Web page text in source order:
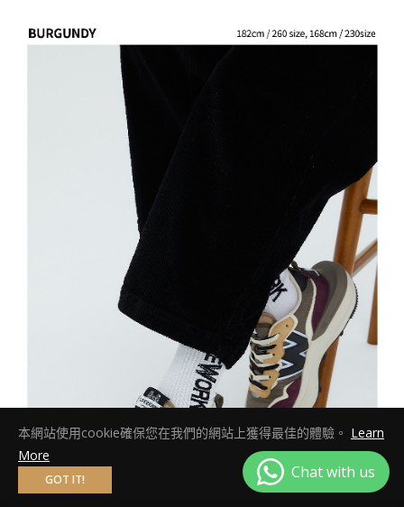
本網站使用cookie確保您在我們的網站上獲得最佳的體驗。 Learn
More
GOT IT!